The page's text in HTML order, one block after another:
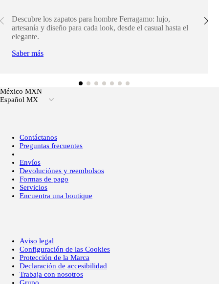
Descubre los zapatos para hombre Ferragamo: lujo,
artesanía y diseño para cada look, desde el casual hasta el
elegante.
Saber más
México MXN
Español MX
Contáctanos
Preguntas frecuentes
Envíos
Devoluciónes y reembolsos
Formas de pago
Servicios
Encuentra una boutique
Aviso legal
Configuración de las Cookies
Protección de la Marca
Declaración de accesibilidad
Trabaja con nosotros
Grupo